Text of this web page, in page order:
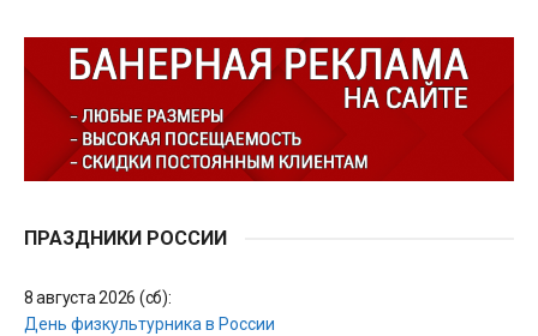
ПРАЗДНИКИ РОССИИ
8 августа 2026 (сб):
День физкультурника в России